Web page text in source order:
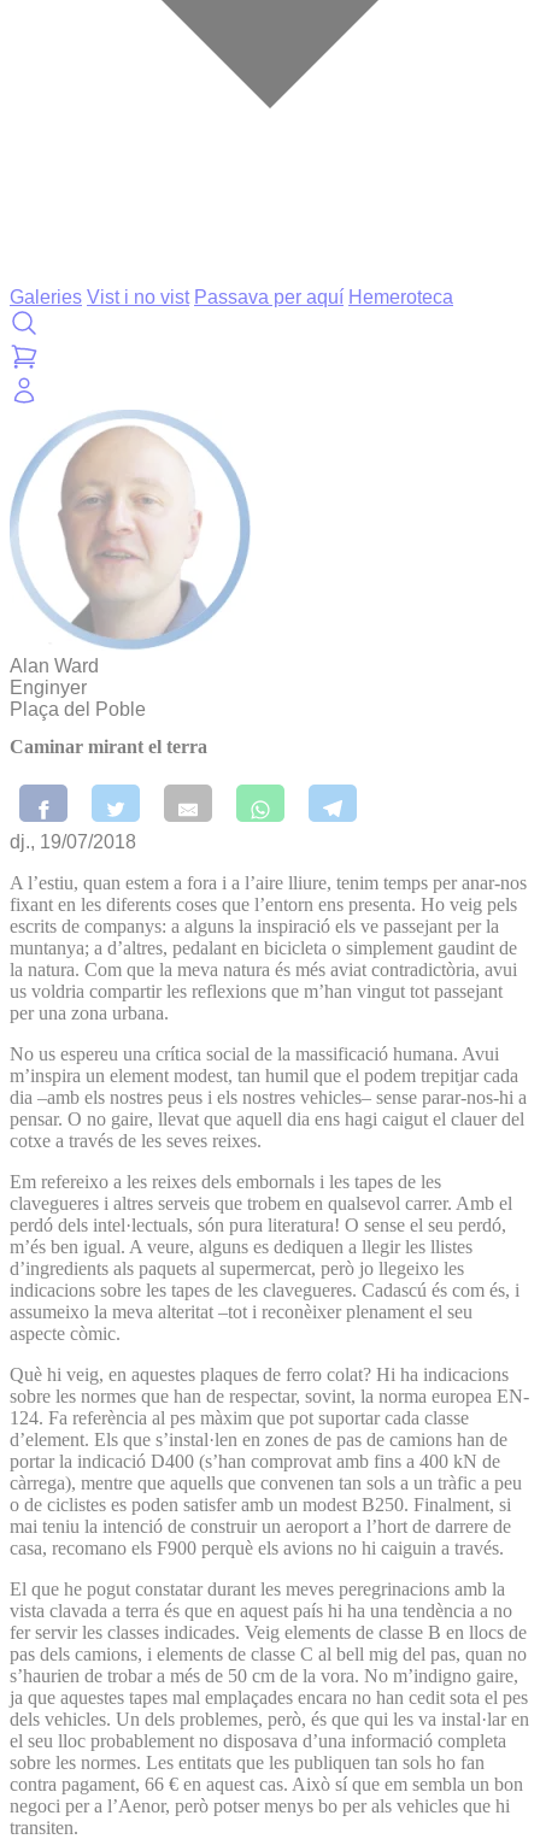
Galeries Vist i no vist Passava per aquí Hemeroteca
Alan Ward
Enginyer
Plaça del Poble
Caminar mirant el terra
dj., 19/07/2018
A l’estiu, quan estem a fora i a l’aire lliure, tenim temps per anar-nos
fixant en les diferents coses que l’entorn ens presenta. Ho veig pels
escrits de companys: a alguns la inspiració els ve passejant per la
muntanya; a d’altres, pedalant en bicicleta o simplement gaudint de
la natura. Com que la meva natura és més aviat contradictòria, avui
us voldria compartir les reflexions que m’han vingut tot passejant
per una zona urbana.
No us espereu una crítica social de la massificació humana. Avui
m’inspira un element modest, tan humil que el podem trepitjar cada
dia –amb els nostres peus i els nostres vehicles– sense parar-nos-hi a
pensar. O no gaire, llevat que aquell dia ens hagi caigut el clauer del
cotxe a través de les seves reixes.
Em refereixo a les reixes dels embornals i les tapes de les
clavegueres i altres serveis que trobem en qualsevol carrer. Amb el
perdó dels intel·lectuals, són pura literatura! O sense el seu perdó,
m’és ben igual. A veure, alguns es dediquen a llegir les llistes
d’ingredients als paquets al supermercat, però jo llegeixo les
indicacions sobre les tapes de les clavegueres. Cadascú és com és, i
assumeixo la meva alteritat –tot i reconèixer plenament el seu
aspecte còmic.
Què hi veig, en aquestes plaques de ferro colat? Hi ha indicacions
sobre les normes que han de respectar, sovint, la norma europea EN-
124. Fa referència al pes màxim que pot suportar cada classe
d’element. Els que s’instal·len en zones de pas de camions han de
portar la indicació D400 (s’han comprovat amb fins a 400 kN de
càrrega), mentre que aquells que convenen tan sols a un tràfic a peu
o de ciclistes es poden satisfer amb un modest B250. Finalment, si
mai teniu la intenció de construir un aeroport a l’hort de darrere de
casa, recomano els F900 perquè els avions no hi caiguin a través.
El que he pogut constatar durant les meves peregrinacions amb la
vista clavada a terra és que en aquest país hi ha una tendència a no
fer servir les classes indicades. Veig elements de classe B en llocs de
pas dels camions, i elements de classe C al bell mig del pas, quan no
s’haurien de trobar a més de 50 cm de la vora. No m’indigno gaire,
ja que aquestes tapes mal emplaçades encara no han cedit sota el pes
dels vehicles. Un dels problemes, però, és que qui les va instal·lar en
el seu lloc probablement no disposava d’una informació completa
sobre les normes. Les entitats que les publiquen tan sols ho fan
contra pagament, 66 € en aquest cas. Això sí que em sembla un bon
negoci per a l’Aenor, però potser menys bo per als vehicles que hi
transiten.